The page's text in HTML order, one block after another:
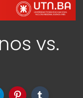
vs.